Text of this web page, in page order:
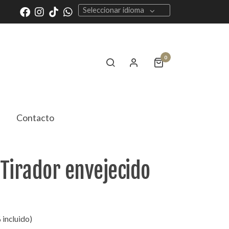
Seleccionar idioma
0
Contacto
envejecido
incluido)